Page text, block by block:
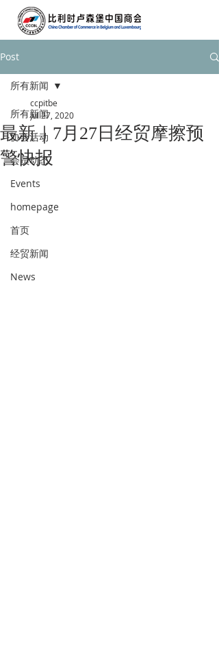
Post
所有新闻
协会活动
会员动态
Events
homepage
首页
经贸新闻
News
所有新闻
最新｜7月27日经贸摩擦预
警快报
ccpitbe
Jul 27, 2020